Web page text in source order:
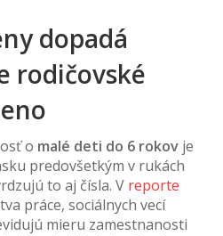
dopadá
rodičovské
o malé deti do 6 rokov je
predovšetkým v rukách
to aj čísla. V reporte
práce, sociálnych vecí
mieru zamestnanosti